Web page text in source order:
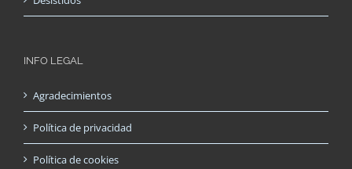
INFO LEGAL
Agradecimientos
Política de privacidad
Política de cookies